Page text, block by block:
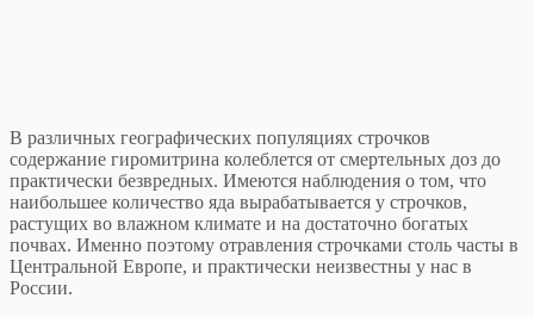
В различных географических популяциях строчков
содержание гиромитрина колеблется от смертельных доз до
практически безвредных. Имеются наблюдения о том, что
наибольшее количество яда вырабатывается у строчков,
растущих во влажном климате и на достаточно богатых
почвах. Именно поэтому отравления строчками столь часты в
Центральной Европе, и практически неизвестны у нас в
России.